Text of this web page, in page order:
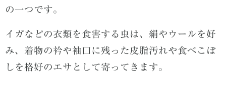
の一つです。
イガなどの衣類を食害する虫は、絹やウールを好
み、着物の衿や袖口に残った皮脂汚れや食べこぼ
しを格好のエサとして寄ってきます。